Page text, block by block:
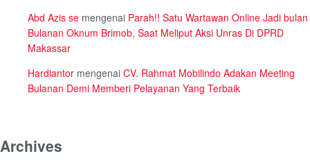
Abd Azis se mengenai Parah!! Satu Wartawan Online Jadi bulan
Bulanan Oknum Brimob, Saat Meliput Aksi Unras Di DPRD
Makassar
Hardiantor mengenai CV. Rahmat Mobilindo Adakan Meeting
Bulanan Demi Memberi Pelayanan Yang Terbaik
Archives